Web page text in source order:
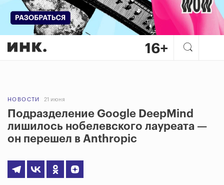
НОВОСТИ 21 июня
Подразделение Google DeepMind
лишилось нобелевского лауреата —
он перешел в Anthropic